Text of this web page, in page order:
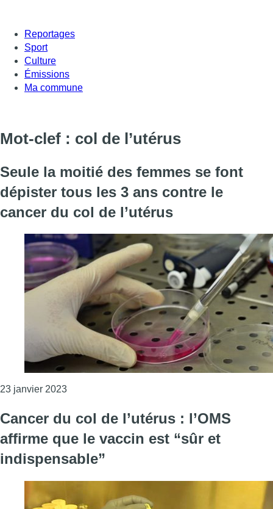
Reportages
Sport
Culture
Émissions
Ma commune
Mot-clef : col de l’utérus
Seule la moitié des femmes se font
dépister tous les 3 ans contre le
cancer du col de l’utérus
23 janvier 2023Consulter l'article "Seule la moitié des femmes
Cancer du col de l’utérus : l’OMS
affirme que le vaccin est “sûr et
indispensable”